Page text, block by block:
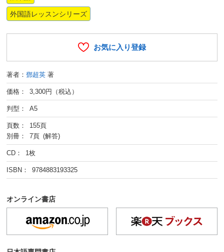
外国語レッスンシリーズ
お気に入り登録
著者：鄧超英 著
価格： 3,300円（税込）
判型： A5
頁数： 155頁
別冊： 7頁 (解答)
CD： 1枚
ISBN： 9784883193325
オンライン書店